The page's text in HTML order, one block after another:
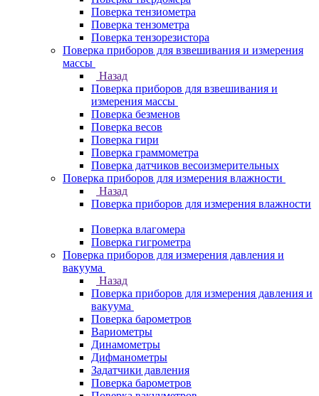
Поверка тензиометра
Поверка тензометра
Поверка тензорезистора
Поверка приборов для взвешивания и измерения
массы
Назад
Поверка приборов для взвешивания и
измерения массы
Поверка безменов
Поверка весов
Поверка гири
Поверка граммометра
Поверка датчиков весоизмерительных
Поверка приборов для измерения влажности
Назад
Поверка приборов для измерения влажности
Поверка влагомера
Поверка гигрометра
Поверка приборов для измерения давления и
вакуума
Назад
Поверка приборов для измерения давления и
вакуума
Поверка барометров
Вариометры
Динамометры
Дифманометры
Задатчики давления
Поверка барометров